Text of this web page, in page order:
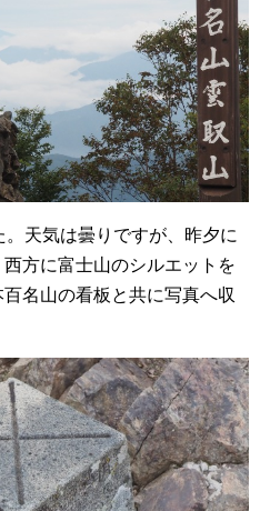
天気は曇りですが、昨夕に
方に富士山のシルエットを
名山の看板と共に写真へ収